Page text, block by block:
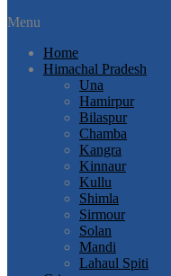
Menu
Home
Himachal Pradesh
Una
Hamirpur
Bilaspur
Chamba
Kangra
Kinnaur
Kullu
Shimla
Sirmour
Solan
Mandi
Lahaul Spiti